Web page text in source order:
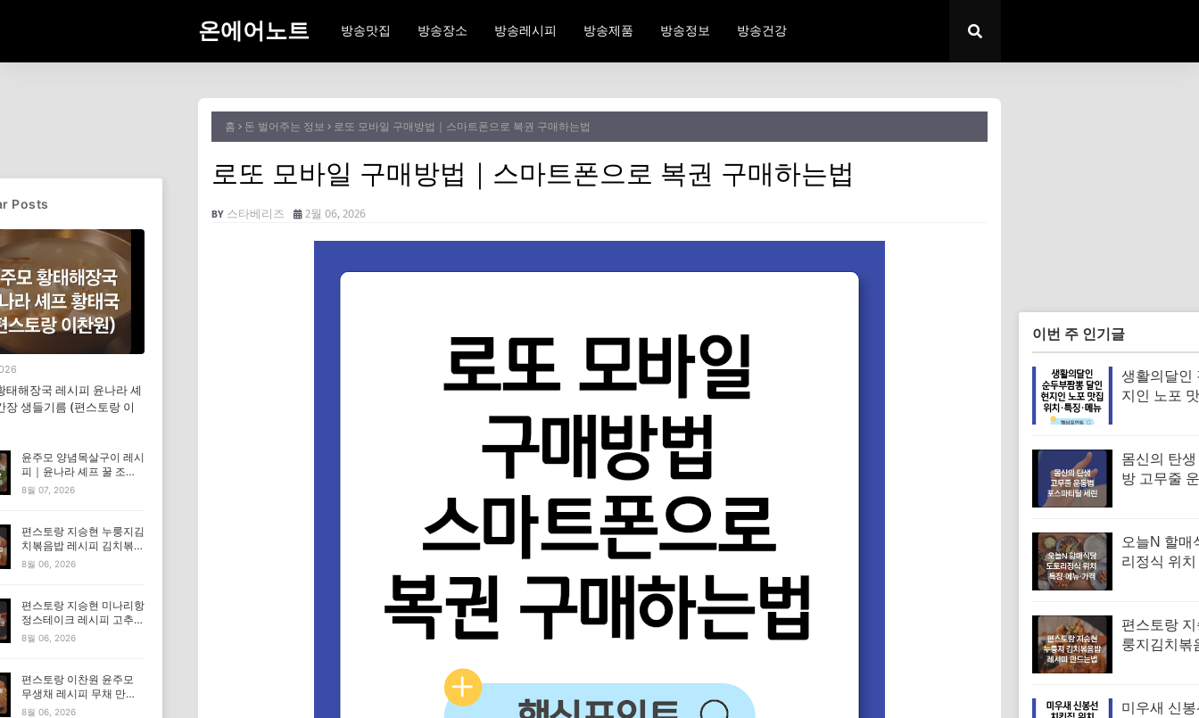
온에어노트 방송맛집 방송장소 방송레시피 방송제품 방송정보 방송건강
홈 돈 벌어주는 정보 로또 모바일 구매방법｜스마트폰으로 복권 구매하는법
로또 모바일 구매방법｜스마트폰으로 복권 구매하는법
스타베리즈 2월 06, 2026
이번 주 인기글
생활의달인
지인 노포
격
몸신의 탄
방 고무줄
오늘N 할매
리정식 위
편스토랑
룽지김치볶
미우새 신
Posts
태해장국 레시피 윤나라 셰
장 생들기름 (편스토랑 이
윤주모 양념목살구이 레시
피｜윤나라 셰프 꿀 조선
간장 정보 (편스토랑 이찬
8월 07, 2026
편스토랑 지승현 누룽지김
치볶음밥 레시피 김치볶음
밥 만드는법
8월 06, 2026
편스토랑 지승현 미나리항
정스테이크 레시피 고추장
마요소스 만드는법
8월 06, 2026
편스토랑 이찬원 윤주모
무생채 레시피 무채 만드
는법
8월 06, 2026